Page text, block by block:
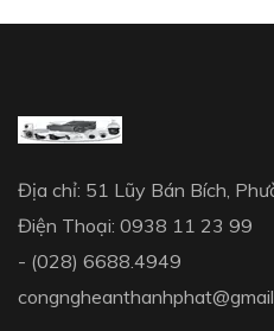
Địa chỉ: 51 Lũy Bán Bích,
Điện Thoại: 0938 11 23 99
- (028) 6688.4949